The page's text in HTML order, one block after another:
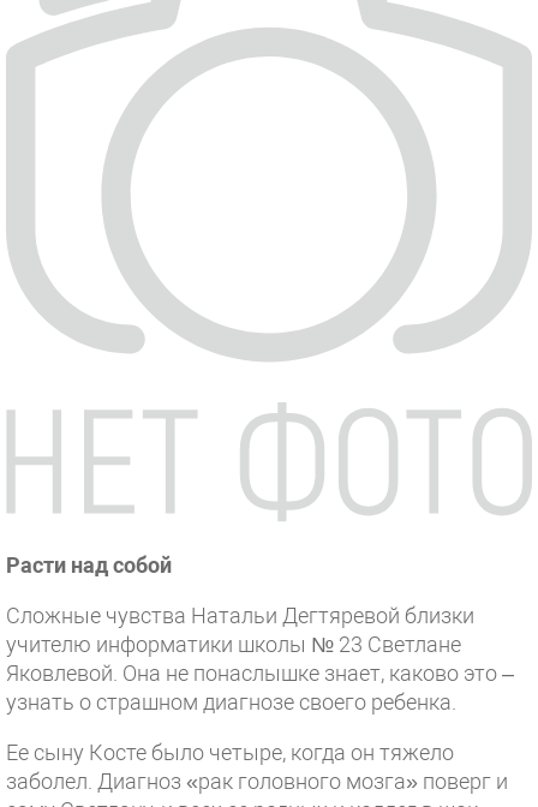
Расти над собой
Сложные чувства Натальи Дегтяревой близки
учителю информатики школы № 23 Светлане
Яковлевой. Она не понаслышке знает, каково это –
узнать о страшном диагнозе своего ребенка.
Ее сыну Косте было четыре, когда он тяжело
заболел. Диагноз «рак головного мозга» поверг и